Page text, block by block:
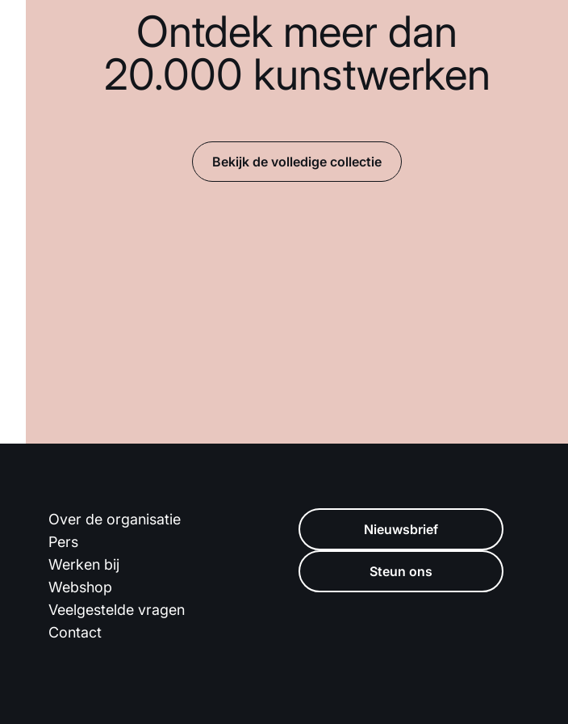
Ontdek meer dan
20.000 kunstwerken
Bekijk de volledige collectie
Over de organisatie
Pers
Werken bij
Webshop
Veelgestelde vragen
Contact
Nieuwsbrief
Steun ons